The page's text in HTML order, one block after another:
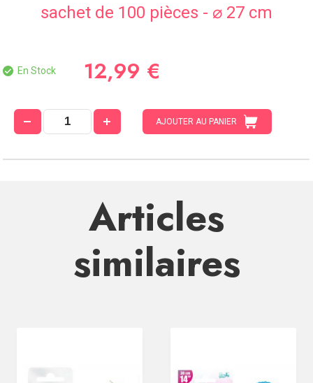
CONTACTsachet de 100 pièces - ⌀ 27 cm
En Stock 12,99 €
AJOUTER AU PANIER
Articles
similaires